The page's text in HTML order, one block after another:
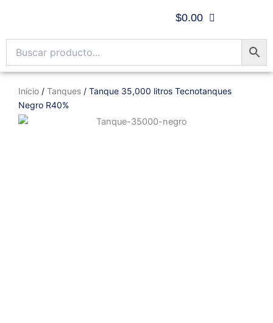
$0.00
Inicio / Tanques / Tanque 35,000 litros Tecnotanques
Negro R40%